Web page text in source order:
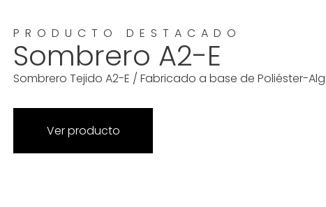
PRODUCTO DESTACADO
Sombrero A2-E
Sombrero Tejido A2-E / Fabricado a base de Poliéster-
Ver producto